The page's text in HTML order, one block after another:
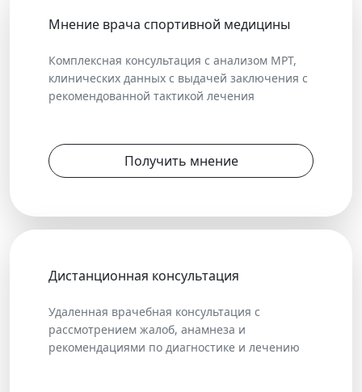
Мнение врача спортивной медицины
Комплексная консультация с анализом МРТ,
клинических данных с выдачей заключения с
рекомендованной тактикой лечения
Получить мнение
Дистанционная консультация
Удаленная врачебная консультация с
рассмотрением жалоб, анамнеза и
рекомендациями по диагностике и лечению